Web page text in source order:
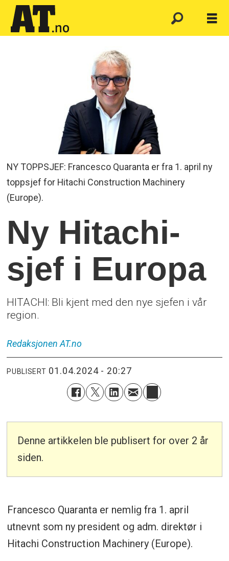
NY TOPPSJEF: Francesco Quaranta er fra 1. april ny
toppsjef for Hitachi Construction Machinery
(Europe).
Ny Hitachi-
sjef i Europa
HITACHI: Bli kjent med den nye sjefen i vår
region.
Redaksjonen AT.no
PUBLISERT 01.04.2024 - 20:27
Denne artikkelen ble publisert for over 2 år
siden.
Francesco Quaranta er nemlig fra 1. april
utnevnt som ny president og adm. direktør i
Hitachi Construction Machinery (Europe).